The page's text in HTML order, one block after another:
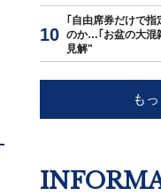
｢自由席券だけで
のか…｢お盆の大混
見解"
も